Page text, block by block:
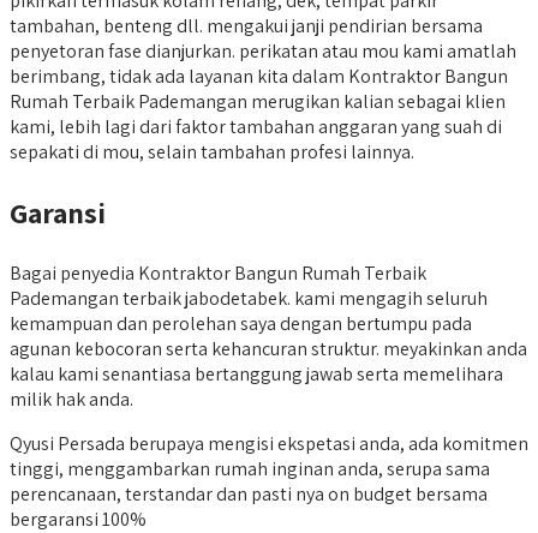
tambahan, benteng dll. mengakui janji pendirian bersama
penyetoran fase dianjurkan. perikatan atau mou kami amatlah
berimbang, tidak ada layanan kita dalam Kontraktor Bangun
Rumah Terbaik Pademangan merugikan kalian sebagai klien
kami, lebih lagi dari faktor tambahan anggaran yang suah di
sepakati di mou, selain tambahan profesi lainnya.
Garansi
Bagai penyedia Kontraktor Bangun Rumah Terbaik
Pademangan terbaik jabodetabek. kami mengagih seluruh
kemampuan dan perolehan saya dengan bertumpu pada
agunan kebocoran serta kehancuran struktur. meyakinkan anda
kalau kami senantiasa bertanggung jawab serta memelihara
milik hak anda.
Qyusi Persada berupaya mengisi ekspetasi anda, ada komitmen
tinggi, menggambarkan rumah inginan anda, serupa sama
perencanaan, terstandar dan pasti nya on budget bersama
bergaransi 100%